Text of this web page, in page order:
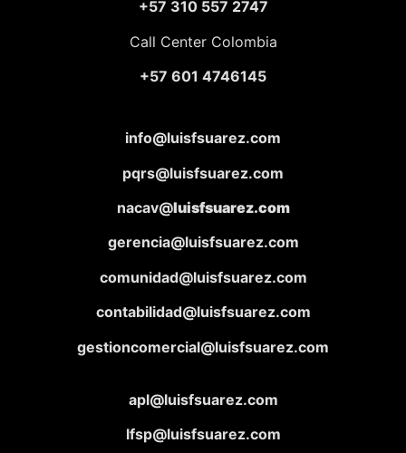
+57 310 557 2747
Call Center Colombia
+57 601 4746145
info@luisfsuarez.com
pqrs@luisfsuarez.com
nacav@luisfsuarez.com
gerencia@luisfsuarez.com
comunidad@luisfsuarez.com
contabilidad@luisfsuarez.com
gestioncomercial@luisfsuarez.com
apl@luisfsuarez.com
lfsp@luisfsuarez.com